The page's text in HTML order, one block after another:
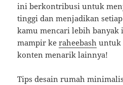
ini berkontribusi untuk
tinggi dan menjadikan
kamu mencari lebih banyak
mampir keraheebash untuk
konten menarik lainnya!
Tips desain rumah